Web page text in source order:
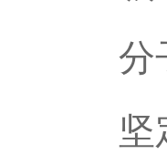
分
坚